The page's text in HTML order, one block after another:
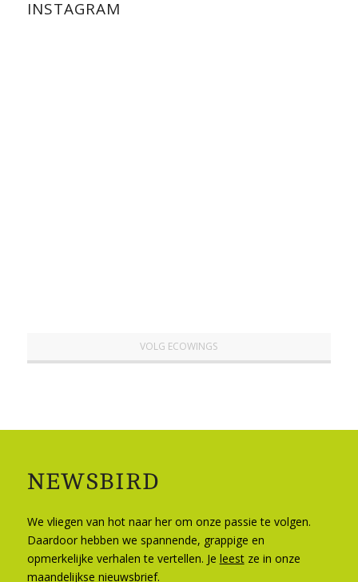
INSTAGRAM
VOLG ECOWINGS
NEWSBIRD
We vliegen van hot naar her om onze passie te volgen.
Daardoor hebben we spannende, grappige en
opmerkelijke verhalen te vertellen. Je leestze in onze
maandelijkse nieuwsbrief.